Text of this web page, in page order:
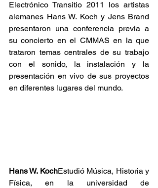
Electrónico Transitio 2011 los artistas
alemanes Hans W. Koch y Jens Brand
presentaron una conferencia previa a
su concierto en el CMMAS en la que
trataron temas centrales de su trabajo
con el sonido, la instalación y la
presentación en vivo de sus proyectos
en diferentes lugares del mundo.
Hans W. KochEstudió Música, Historia y
Física, en la universidad de